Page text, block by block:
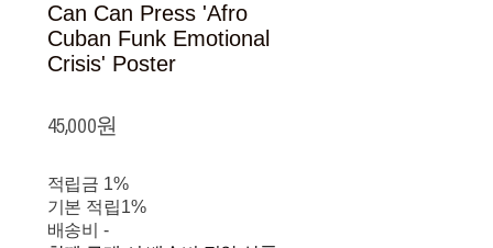
Can Can Press 'Afro
Cuban Funk Emotional
Crisis' Poster
45,000원
적립금 1%
기본 적립1%
배송비 -